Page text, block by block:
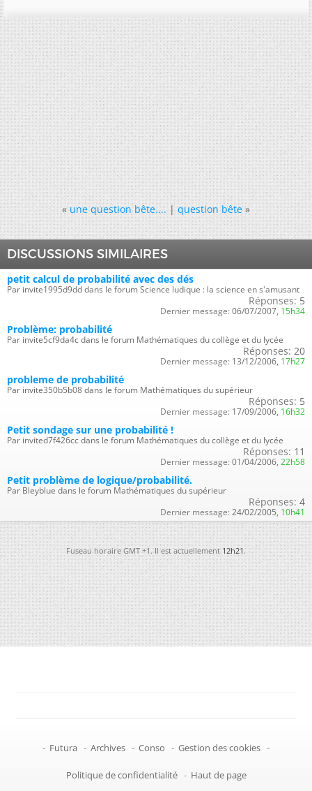
« une question bête....|question bête »
DISCUSSIONS SIMILAIRES
petit calcul de probabilité avec des dés
Par invite1995d9dd dans le forum Science ludique : la science en s'amusant
Réponses: 5
Dernier message: 06/07/2007, 15h34
Problème: probabilité
Par invite5cf9da4c dans le forum Mathématiques du collège et du lycée
Réponses: 20
Dernier message: 13/12/2006, 17h27
probleme de probabilité
Par invite350b5b08 dans le forum Mathématiques du supérieur
Réponses: 5
Dernier message: 17/09/2006, 16h32
Petit sondage sur une probabilité !
Par invited7f426cc dans le forum Mathématiques du collège et du lycée
Réponses: 11
Dernier message: 01/04/2006, 22h58
Petit problème de logique/probabilité.
Par Bleyblue dans le forum Mathématiques du supérieur
Réponses: 4
Dernier message: 24/02/2005, 10h41
Fuseau horaire GMT +1. Il est actuellement12h21.
- Futura - Archives - Conso - Gestion des cookies -
Politique de confidentialité - Haut de page